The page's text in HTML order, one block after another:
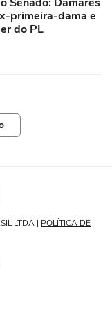
primeira-dama e
do PL
LTDA | POLÍTICA DE